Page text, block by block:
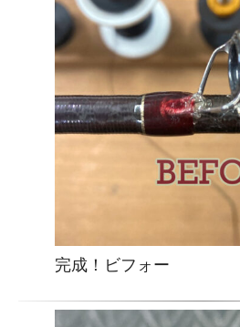
完成！ビフォー